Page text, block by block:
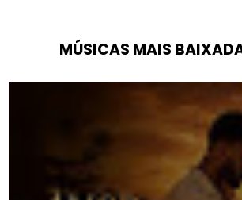
MÚSICAS MAIS